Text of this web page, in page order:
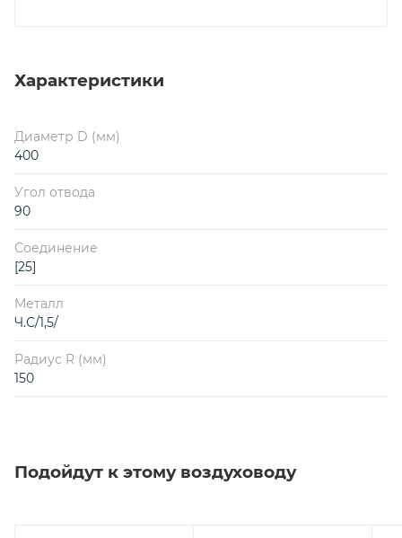
Характеристики
Диаметр D (мм)
400
Угол отвода
90
Соединение
[25]
Металл
Ч.С/1,5/
Радиус R (мм)
150
Подойдут к этому воздуховоду